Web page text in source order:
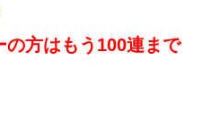
方はもう100連まで